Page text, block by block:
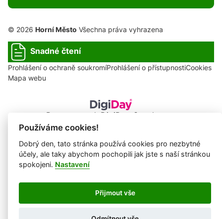
© 2026 Horní Město Všechna práva vyhrazena
Snadné čtení
Prohlášení o ochraně soukromíProhlášení o přístupnostiCookies
Mapa webu
Provozovatel: DigiDay Czech s.r.o.
Redakční systém QARO
Používáme cookies!
Dobrý den, tato stránka používá cookies pro nezbytné
účely, ale taky abychom pochopili jak jste s naší stránkou
spokojeni. Nastavení
Přijmout vše